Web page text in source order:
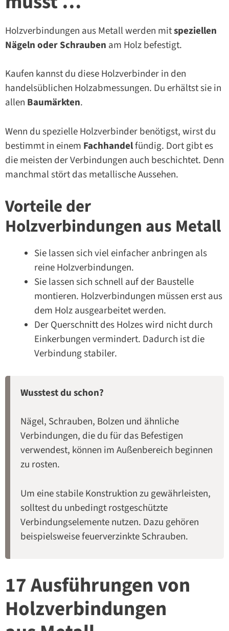
Holzverbindungen aus Metall werden mitspeziellen
Nägeln oder Schrauben am Holz befestigt.
Kaufen kannst du diese Holzverbinder in den
handelsüblichen Holzabmessungen. Du erhältst sie in
allen Baumärkten.
Wenn du spezielle Holzverbinder benötigst, wirst du
bestimmt in einem Fachhandelfündig. Dort gibt es
die meisten der Verbindungen auch beschichtet. Denn
manchmal stört das metallische Aussehen.
Vorteile der
Holzverbindungen aus Metall
Sie lassen sich viel einfacher anbringen als
reine Holzverbindungen.
Sie lassen sich schnell auf der Baustelle
montieren. Holzverbindungen müssen erst aus
dem Holz ausgearbeitet werden.
Der Querschnitt des Holzes wird nicht durch
Einkerbungen vermindert. Dadurch ist die
Verbindung stabiler.
Wusstest du schon?
Nägel, Schrauben, Bolzen und ähnliche
Verbindungen, die du für das Befestigen
verwendest, können im Außenbereich beginnen
zu rosten.
Um eine stabile Konstruktion zu gewährleisten,
solltest du unbedingt rostgeschützte
Verbindungselemente nutzen. Dazu gehören
beispielsweise feuerverzinkte Schrauben.
17 Ausführungen von
Holzverbindungen